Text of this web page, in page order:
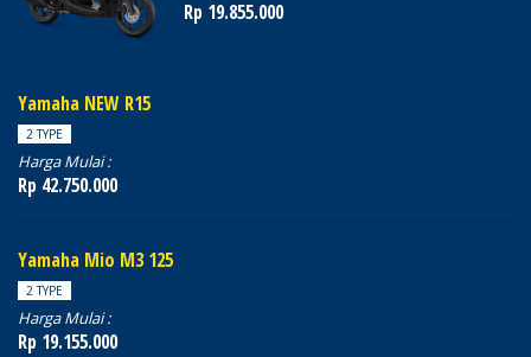
Rp 19.855.000
Yamaha NEW R15
2 TYPE
Harga Mulai :
Rp 42.750.000
Yamaha Mio M3 125
2 TYPE
Harga Mulai :
Rp 19.155.000